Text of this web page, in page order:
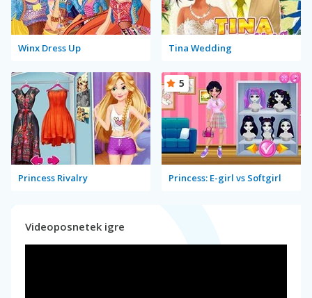
Winx Dress Up Tina Wedding
Princess Rivalry Princess: E-girl vs Softgirl
5
Videoposnetek igre